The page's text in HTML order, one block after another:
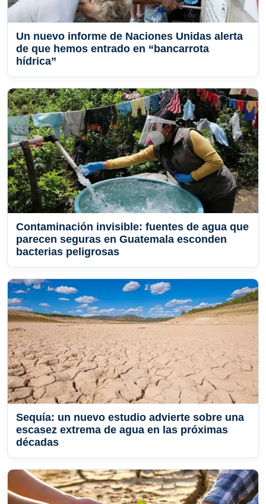
Un nuevo informe de Naciones Unidas alerta
de que hemos entrado en “bancarrota
hídrica”
Contaminación invisible: fuentes de agua que
parecen seguras en Guatemala esconden
bacterias peligrosas
Sequía: un nuevo estudio advierte sobre una
escasez extrema de agua en las próximas
décadas